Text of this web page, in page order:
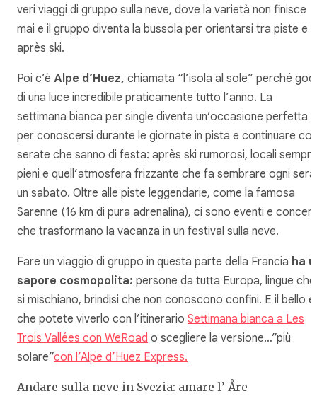
veri viaggi di gruppo sulla neve, dove la varietà non finisce
mai e il gruppo diventa la bussola per orientarsi tra piste e
après ski.
Poi c’è Alpe d’Huez, chiamata “l’isola al sole” perché
di una luce incredibile praticamente tutto l’anno. La
settimana bianca per single diventa un’occasione perfetta
per conoscersi durante le giornate in pista e continuare con
serate che sanno di festa: après ski rumorosi, locali sempre
pieni e quell’atmosfera frizzante che fa sembrare ogni sera
un sabato. Oltre alle piste leggendarie, come la famosa
Sarenne (16 km di pura adrenalina), ci sono eventi e
che trasformano la vacanza in un festival sulla neve.
Fare un viaggio di gruppo in questa parte della Francia ha
sapore cosmopolita: persone da tutta Europa, lingue che
si mischiano, brindisi che non conoscono confini. E il bello è
che potete viverlo con l’itinerario Settimana bianca a Les
Trois Vallées con WeRoad o scegliere la versione…”più
solare”con l’Alpe d’Huez Express.
Andare sulla neve in Svezia: amare l’ Åre